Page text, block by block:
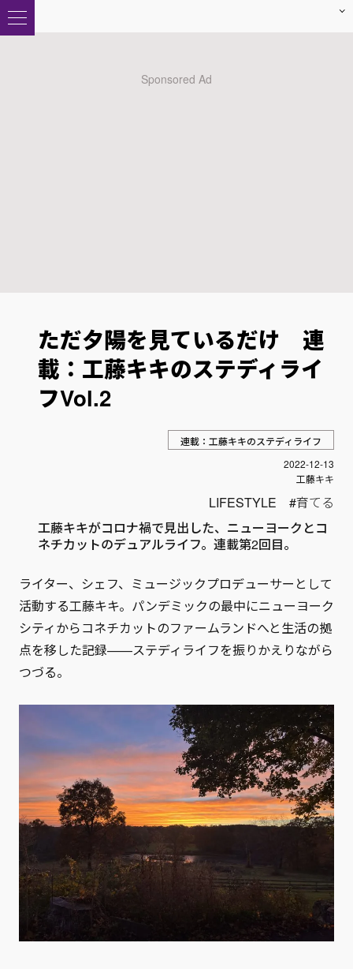
ただ夕陽を見ているだけ 連
載：工藤キキのステディライ
フVol.2
連載：工藤キキのステディライフ
投稿日
2022-12-13
Author
工藤キキ
LIFESTYLE
育てる
工藤キキがコロナ禍で見出した、ニューヨークとコ
ネチカットのデュアルライフ。連載第2回目。
ライター、シェフ、ミュージックプロデューサーとして
活動する工藤キキ。パンデミックの最中にニューヨーク
シティからコネチカットのファームランドへと生活の拠
点を移した記録——ステディライフを振りかえりながら
つづる。